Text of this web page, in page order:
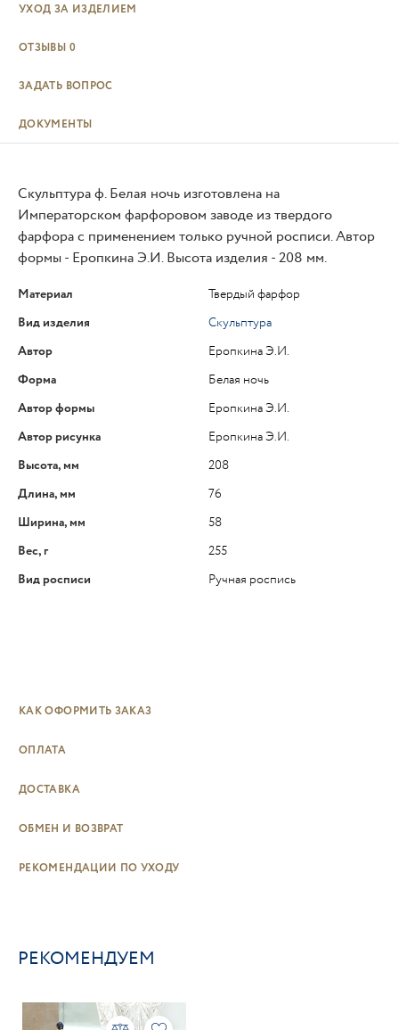
УХОД ЗА ИЗДЕЛИЕМ
ОТЗЫВЫ 0
ЗАДАТЬ ВОПРОС
ДОКУМЕНТЫ
Скульптура ф. Белая ночь изготовлена на
Императорском фарфоровом заводе из твердого
фарфора с применением только ручной росписи. Автор
формы - Еропкина Э.И. Высота изделия - 208 мм.
Материал
Твердый фарфор
Вид изделия
Скульптура
Автор
Еропкина Э.И.
Форма
Белая ночь
Автор формы
Еропкина Э.И.
Автор рисунка
Еропкина Э.И.
Высота, мм
208
Длина, мм
76
Ширина, мм
58
Вес, г
255
Вид росписи
Ручная роспись
КАК ОФОРМИТЬ ЗАКАЗ
ОПЛАТА
ДОСТАВКА
ОБМЕН И ВОЗВРАТ
РЕКОМЕНДАЦИИ ПО УХОДУ
РЕКОМЕНДУЕМ